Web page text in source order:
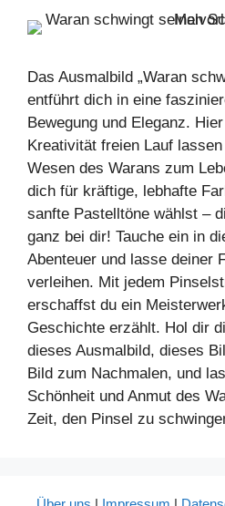
Das Ausmalbild „Waran
entführt dich in eine
Bewegung und Eleganz.
Kreativität freien Lauf
Wesen des Warans zum
dich für kräftige, lebhafte
sanfte Pastelltöne wählst –
ganz bei dir! Tauche ein in
Abenteuer und lasse deiner
verleihen. Mit jedem
erschaffst du ein
Geschichte erzählt. Hol dir
dieses Ausmalbild, dieses
Bild zum Nachmalen, und
Schönheit und Anmut des
Zeit, den Pinsel zu